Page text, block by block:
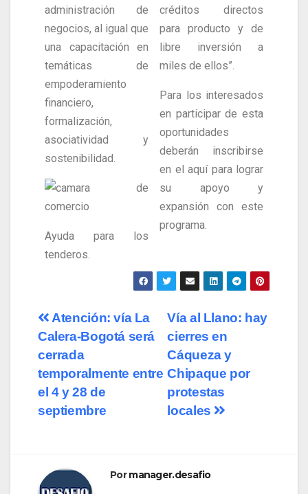
administración de
negocios, al igual que
una capacitación en
temáticas de
empoderamiento
financiero,
formalización,
asociatividad y
sostenibilidad.
Ayuda para los
tenderos.
créditos directos
para producto y de
libre inversión a
miles de ellos”.
Para los interesados
en participar de esta
oportunidades
deberán inscribirse
en el aquí para lograr
su apoyo y
expansión con este
programa.
Vía al Llano: hay
cierres en
Cáqueza y
Chipaque por
protestas
locales
Atención: vía La
Calera-Bogotá será
cerrada
temporalmente entre
el 4 y 28 de
septiembre
Pormanager.desafio